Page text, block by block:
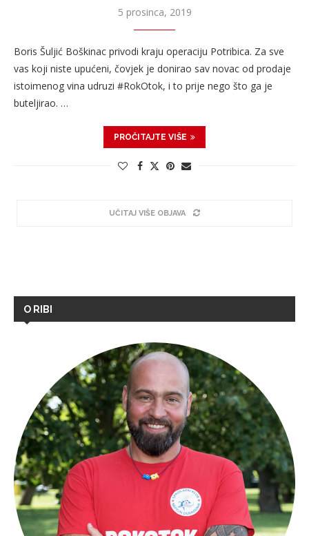
5 prosinca, 2019
Boris Šuljić Boškinac privodi kraju operaciju Potribica. Za sve
vas koji niste upućeni, čovjek je donirao sav novac od prodaje
istoimenog vina udruzi #RokOtok, i to prije nego što ga je
buteljirao. …
PROČITAJTE VIŠE
UČITAJ VIŠE OBJAVA
O RIBI